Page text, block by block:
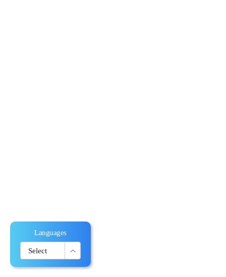
Languages
Select한국어
English